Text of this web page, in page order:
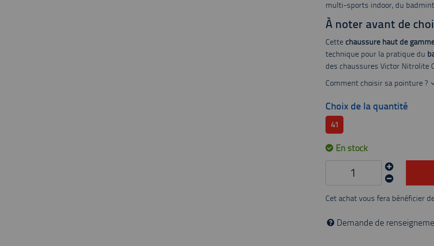
multi-sports indoor, du
À noter avant de
Cette chaussure haut de
technique pour la pratique du
des chaussures Victor Nitrolite
Comment choisir sa pointure ?
Choix de la quantité
41
En stock
Cet achat vous fera bénéficier
Demande de